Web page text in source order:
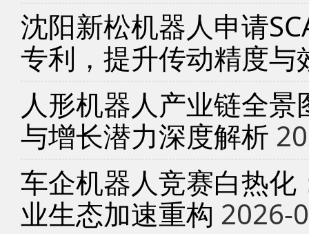
沈阳新松机器人申请
专利，提升传动精度与
人形机器人产业链全
与增长潜力深度解析
车企机器人竞赛白热
业生态加速重构 2026-